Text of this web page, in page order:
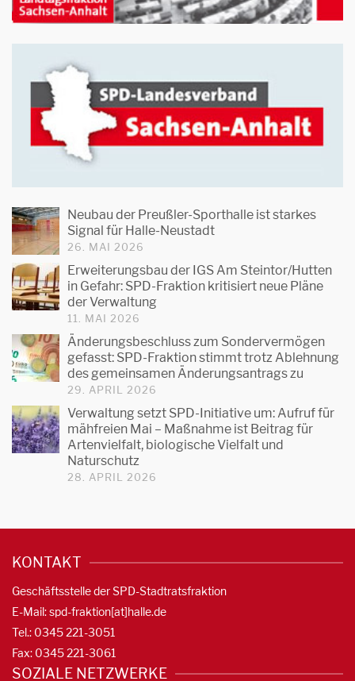
Neubau der Preußler-Sporthalle ist starkes
Signal für Halle-Neustadt
26. MAI 2026
Erweiterungsbau der IGS Am Steintor/Hutten
in Gefahr: SPD-Fraktion kritisiert neue Pläne
der Verwaltung
11. MAI 2026
Änderungsbeschluss zum Sondervermögen
gefasst: SPD-Fraktion stimmt trotz Ablehnung
des gemeinsamen Änderungsantrags zu
29. APRIL 2026
Verwaltung setzt SPD-Initiative um: Aufruf für
mähfreien Mai – Maßnahme ist Beitrag für
Artenvielfalt, biologische Vielfalt und
Naturschutz
28. APRIL 2026
KONTAKT
Geschäftsstelle der SPD-Stadtratsfraktion
E-Mail: spd-fraktion[at]halle.de
Tel.: 0345 221-3051
Fax: 0345 221-3061
SOZIALE NETZWERKE